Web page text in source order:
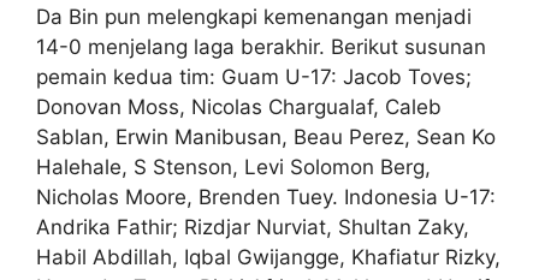
Da Bin pun melengkapi kemenangan menjadi
14-0 menjelang laga berakhir. Berikut susunan
pemain kedua tim: Guam U-17: Jacob Toves;
Donovan Moss, Nicolas Chargualaf, Caleb
Sablan, Erwin Manibusan, Beau Perez, Sean Ko
Halehale, S Stenson, Levi Solomon Berg,
Nicholas Moore, Brenden Tuey. Indonesia U-17:
Andrika Fathir; Rizdjar Nurviat, Shultan Zaky,
Habil Abdillah, Iqbal Gwijangge, Khafiatur Rizky,